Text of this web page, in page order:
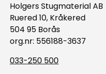
Holgers Stugmaterial AB
Ruered 10, Kråkered
504 95 Borås
org.nr: 556188-3637
033-250 500